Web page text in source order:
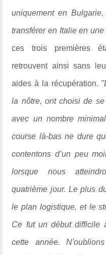
uniquement en
transférer en Italie en
ces trois premières
retrouvent ainsi sans
aides à la récupération.
la nôtre, ont choisi de
avec un nombre
course là-bas ne dure
contentons d’un peu
lorsque nous
quatrième jour. Le plus
le plan logistique, et le
Ce fut un début difficile
cette année.